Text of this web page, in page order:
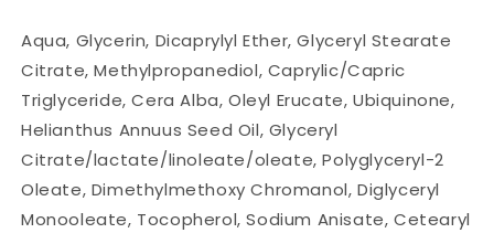
Aqua, Glycerin, Dicaprylyl Ether, Glyceryl Stearate
Citrate, Methylpropanediol, Caprylic/Capric
Triglyceride, Cera Alba, Oleyl Erucate, Ubiquinone,
Helianthus Annuus Seed Oil, Glyceryl
Citrate/lactate/linoleate/oleate, Polyglyceryl-2
Oleate, Dimethylmethoxy Chromanol, Diglyceryl
Monooleate, Tocopherol, Sodium Anisate, Cetearyl